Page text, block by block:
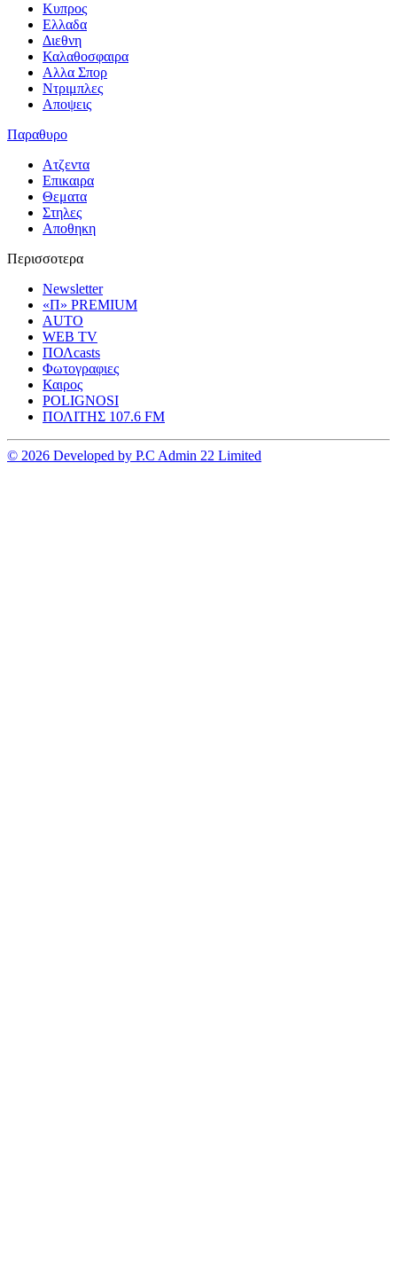
Κυπρος
Ελλαδα
Διεθνη
Καλαθοσφαιρα
Αλλα Σπορ
Ντριμπλες
Αποψεις
Παραθυρο
Ατζεντα
Επικαιρα
Θεματα
Στηλες
Αποθηκη
Περισσοτερα
Newsletter
«Π» PREMIUM
AUTO
WEB TV
ΠΟΛcasts
Φωτογραφιες
Καιρος
POLIGNOSI
ΠΟΛΙΤΗΣ 107.6 FM
© 2026 Developed by P.C Admin 22 Limited